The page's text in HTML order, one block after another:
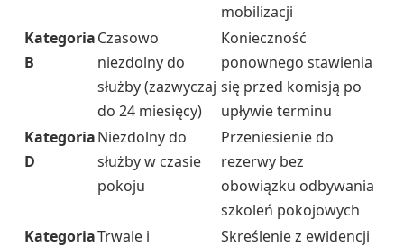
mobilizacji
Kategoria
B
Czasowo
niezdolny do
służby (zazwyczaj
do 24 miesięcy)
Konieczność
ponownego stawienia
się przed komisją po
upływie terminu
Kategoria
D
Niezdolny do
służby w czasie
pokoju
Przeniesienie do
rezerwy bez
obowiązku odbywania
szkoleń pokojowych
KategoriaTrwale i
Skreślenie z ewidencji